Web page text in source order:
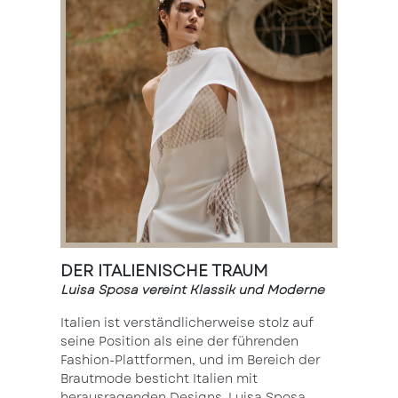
DER ITALIENISCHE TRAUM
Luisa Sposa vereint Klassik und Moderne
Italien ist verständlicherweise stolz auf
seine Position als eine der führenden
Fashion-Plattformen, und im Bereich der
Brautmode besticht Italien mit